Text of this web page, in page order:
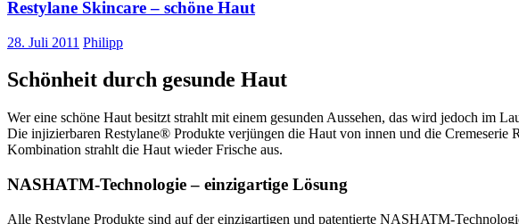
Restylane Skincare – schöne Haut
28. Juli 2011 Philipp
Schönheit durch gesunde Haut
Wer eine schöne Haut besitzt strahlt mit einem gesunden Aussehen, das wird jedoch im
Die injizierbaren Restylane® Produkte verjüngen die Haut von innen und die
Kombination strahlt die Haut wieder Frische aus.
NASHATM-Technologie – einzigartige Lösung
Alle Restylane Produkte sind auf der einzigartigen und patentierte NASHATM-